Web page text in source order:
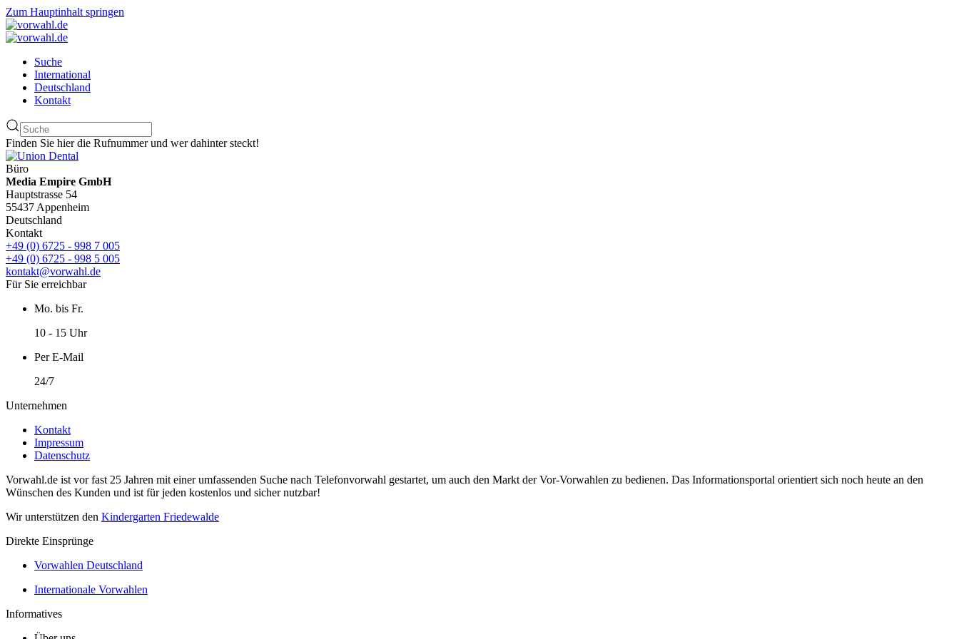
Zum Hauptinhalt springen
Suche
International
Deutschland
Kontakt
Finden Sie hier die Rufnummer und wer dahinter steckt!
Büro
Media Empire GmbH
Hauptstrasse 54
55437 Appenheim
Deutschland
Kontakt
+49 (0) 6725 - 998 7 005
+49 (0) 6725 - 998 5 005
kontakt@vorwahl.de
Für Sie erreichbar
Mo. bis Fr.
10 - 15 Uhr
Per E-Mail
24/7
Unternehmen
Kontakt
Impressum
Datenschutz
Vorwahl.de ist vor fast 25 Jahren mit einer umfassenden Suche nach Telefonvorwahl gestartet, um auch den Markt der Vor-Vorwahlen zu bedienen. Das Informationsportal orientiert sich noch heute an den
Wünschen des Kunden und ist für jeden kostenlos und sicher nutzbar!
Wir unterstützen den Kindergarten Friedewalde
Direkte Einsprünge
Vorwahlen Deutschland
Internationale Vorwahlen
Informatives